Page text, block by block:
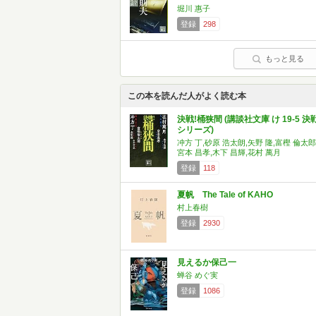
堀川 惠子
登録
298
もっと見る
この本を読んだ人がよく読む本
決戦!桶狭間 (講談社文庫 け 19-5 決
シリーズ)
冲方 丁,砂原 浩太朗,矢野 隆,富樫 倫太
宮本 昌孝,木下 昌輝,花村 萬月
登録
118
夏帆 The Tale of KAHO
村上春樹
登録
2930
見えるか保己一
蝉谷 めぐ実
登録
1086